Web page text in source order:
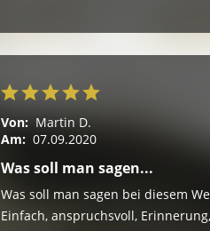
Von: Martin D.
Am: 07.09.2020
Was soll man sagen...
Was soll man sagen bei diesem
Einfach, anspruchsvoll,